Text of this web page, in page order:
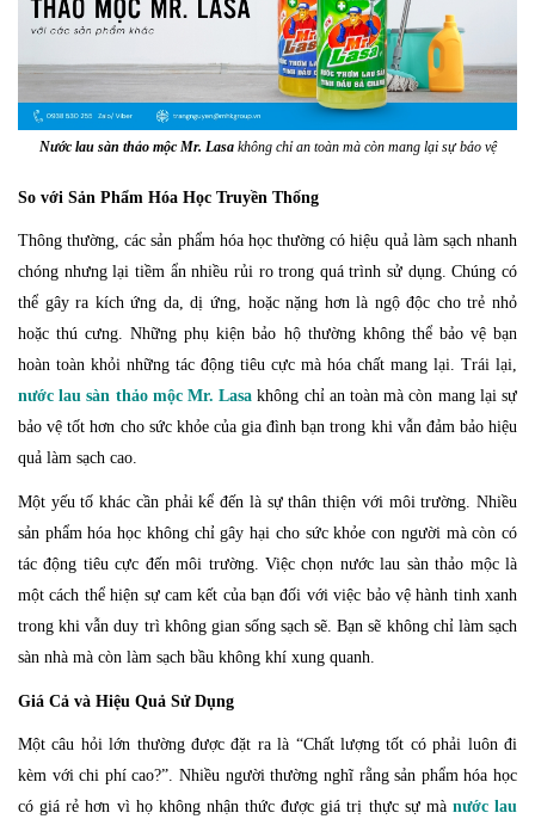
Nước lau sàn thảo mộc Mr. Lasakhông chỉ an toàn mà còn mang lại sự bảo vệ
So với Sản Phẩm Hóa Học Truyền Thống
Thông thường, các sản phẩm hóa học thường có hiệu quả làm sạch nhanh
chóng nhưng lại tiềm ẩn nhiều rủi ro trong quá trình sử dụng. Chúng có
thể gây ra kích ứng da, dị ứng, hoặc nặng hơn là ngộ độc cho trẻ nhỏ
hoặc thú cưng. Những phụ kiện bảo hộ thường không thể bảo vệ bạn
hoàn toàn khỏi những tác động tiêu cực mà hóa chất mang lại. Trái lại,
nước lau sàn thảo mộc Mr. Lasa không chỉ an toàn mà còn mang lại sự
bảo vệ tốt hơn cho sức khỏe của gia đình bạn trong khi vẫn đảm bảo hiệu
quả làm sạch cao.
Một yếu tố khác cần phải kể đến là sự thân thiện với môi trường. Nhiều
sản phẩm hóa học không chỉ gây hại cho sức khỏe con người mà còn có
tác động tiêu cực đến môi trường. Việc chọn nước lau sàn thảo mộc là
một cách thể hiện sự cam kết của bạn đối với việc bảo vệ hành tinh xanh
trong khi vẫn duy trì không gian sống sạch sẽ. Bạn sẽ không chỉ làm sạch
sàn nhà mà còn làm sạch bầu không khí xung quanh.
Giá Cả và Hiệu Quả Sử Dụng
Một câu hỏi lớn thường được đặt ra là “Chất lượng tốt có phải luôn đi
kèm với chi phí cao?”. Nhiều người thường nghĩ rằng sản phẩm hóa học
có giá rẻ hơn vì họ không nhận thức được giá trị thực sự mànước lau